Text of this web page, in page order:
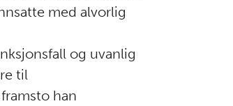
med alvorlig
og uvanlig
til
han